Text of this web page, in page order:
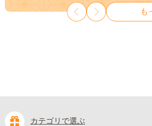
種なし 先行予約 富士川町
10000円 一万円 9000円 九千円
山県 笠
麗 クーも
カテゴリで選ぶ